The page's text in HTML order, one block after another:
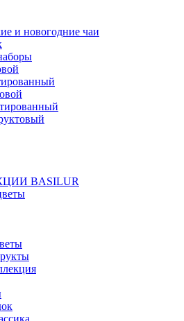
и новогодние чаи
BASILUR